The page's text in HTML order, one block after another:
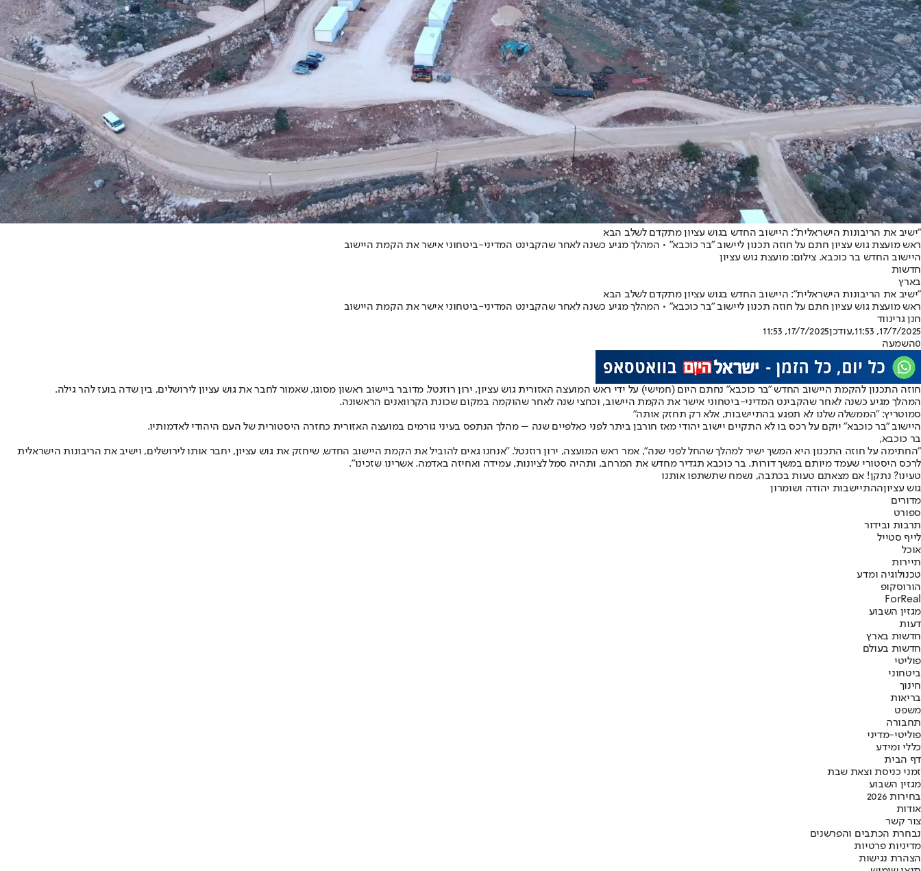
"ישיב את הריבונות הישראלית": היישוב החדש בגוש עציון מתקדם לשלב הבא
ראש מועצת גוש עציון חתם על חוזה תכנון ליישוב "בר כוכבא" • המהלך מגיע כשנה לאחר שהקבינט המדיני-ביטחוני אישר את הקמת היישוב
היישוב החדש בר כוכבא. צילום: מועצת גוש עציון
חדשות
בארץ
"ישיב את הריבונות הישראלית": היישוב החדש בגוש עציון מתקדם לשלב הבא
ראש מועצת גוש עציון חתם על חוזה תכנון ליישוב "בר כוכבא" • המהלך מגיע כשנה לאחר שהקבינט המדיני-ביטחוני אישר את הקמת היישוב
חנן גרינווד
17/7/2025, 11:53
,עודכן17/7/2025, 11:53
0השמעה
חוזה התכנון להקמת היישוב החדש "בר כוכבא" נחתם היום (חמישי) על ידי ראש המועצה האזורית גוש עציון, ירון רוזנטל. מדובר ביישוב ראשון מסוגו, שאמור לחבר את גוש עציון לירושלים, בין שדה בועז להר גילה.
המהלך מגיע כשנה לאחר שהקבינט המדיני-ביטחוני אישר את הקמת היישוב, וכחצי שנה לאחר שהוקמה במקום שכונת הקרוואנים הראשונה.
סמוטריץ: "הממשלה שלנו לא תפגע בהתיישבות, אלא רק תחזק אותה"
היישוב "בר כוכבא" יוקם על רכס בו לא התקיים יישוב יהודי מאז חורבן ביתר לפני כאלפיים שנה – מהלך הנתפס בעיני גורמים במועצה האזורית כחזרה היסטורית של העם היהודי לאדמותיו.
בר כוכבא,
"החתימה על חוזה התכנון היא המשך ישיר למהלך שהחל לפני שנה", אמר ראש המועצה, ירון רוזנטל. "אנחנו גאים להוביל את הקמת היישוב החדש, שיחזק את גוש עציון, יחבר אותו לירושלים, וישיב את הריבונות הישראלית
לרכס היסטורי שעמד מיותם במשך דורות. בר כוכבא תגדיר מחדש את המרחב, ותהיה סמל לציונות, עמידה ואחיזה באדמה. אשרינו שזכינו".
טעינו? נתקן! אם מצאתם טעות בכתבה, נשמח שתשתפו אותנו
גוש עציוןההתיישבות יהודה ושומרון
מדורים
ספורט
תרבות ובידור
לייף סטייל
אוכל
תיירות
טכנולוגיה ומדע
הורוסקופ
ForReal
מגזין השבוע
דעות
חדשות בארץ
חדשות בעולם
פוליטי
ביטחוני
חינוך
בריאות
משפט
תחבורה
פוליטי-מדיני
כללי ומידע
דף הבית
זמני כניסת וצאת שבת
מגזין השבוע
בחירות 2026
אודות
צור קשר
נבחרת הכתבים והפרשנים
מדיניות פרטיות
הצהרת נגישות